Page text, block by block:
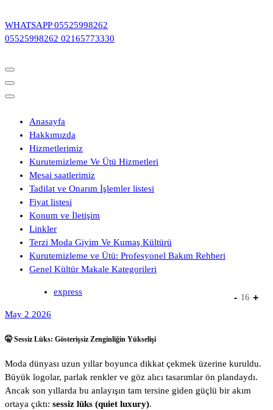
geç
WHATSAPP 05525998262
05525998262 02165773330
Anasayfa
Hakkımızda
Hizmetlerimiz
Kurutemizleme Ve Ütü Hizmetleri
Mesai saatlerimiz
Tadilat ve Onarım İşlemler listesi
Fiyat listesi
Konum ve İletişim
Linkler
Terzi Moda Giyim Ve Kumaş Kültürü
Kurutemizleme ve Ütü: Profesyonel Bakım Rehberi
Genel Kültür Makale Kategorileri
express
May 2 2026
🤫 Sessiz Lüks: Gösterişsiz Zenginliğin Yükselişi
Moda dünyası uzun yıllar boyunca dikkat çekmek üzerine kuruldu.
Büyük logolar, parlak renkler ve göz alıcı tasarımlar ön plandaydı.
Ancak son yıllarda bu anlayışın tam tersine giden güçlü bir akım
ortaya çıktı: sessiz lüks (quiet luxury).
- 16 +